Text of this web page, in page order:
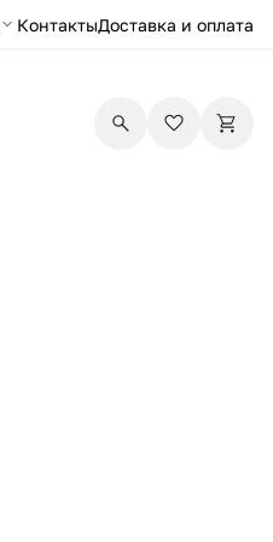
КонтактыДоставка и оплата